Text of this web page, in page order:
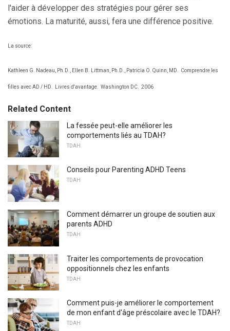
l'aider à développer des stratégies pour gérer ses
émotions. La maturité, aussi, fera une différence positive.
La source:
Kathleen G. Nadeau, Ph.D., Ellen B. Littman, Ph.D., Patricia O. Quinn, MD. Comprendre les
filles avec AD / HD. Livres d'avantage. Washington DC. 2006
Related Content
La fessée peut-elle améliorer les
comportements liés au TDAH?
TDAH
Conseils pour Parenting ADHD Teens
TDAH
Comment démarrer un groupe de soutien aux
parents ADHD
TDAH
Traiter les comportements de provocation
oppositionnels chez les enfants
TDAH
Comment puis-je améliorer le comportement
de mon enfant d'âge préscolaire avec le TDAH?
TDAH